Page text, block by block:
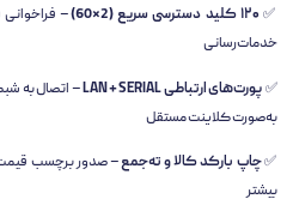
✅۱۲۰ کلید دسترسی سریع (2×60)
–
خدمات‌رسانی
✅پورت‌های ارتباطی LAN + SERIAL
– اتصال به
به‌صورت کلاینت مستقل
✅چاپ بارکد کالا و ته‌جمع– صدور برچسب
بیشتر